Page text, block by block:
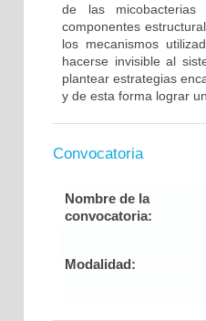
de las micobacterias
componentes
los mecanismos
hacerse invisible al
plantear estrategias
y de esta forma lograr
Convocatoria
Nombre de la
convocatoria:
Modalidad: